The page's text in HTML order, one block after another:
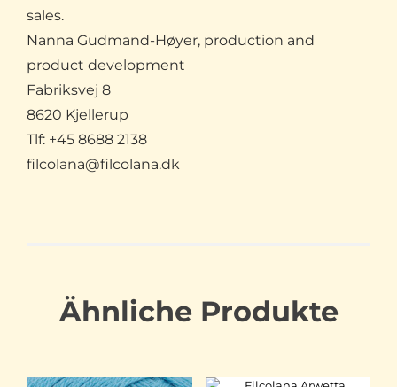
sales.
Nanna Gudmand-Høyer, production and
product development
Fabriksvej 8
8620 Kjellerup
Tlf: +45 8688 2138
filcolana@filcolana.dk
Ähnliche Produkte